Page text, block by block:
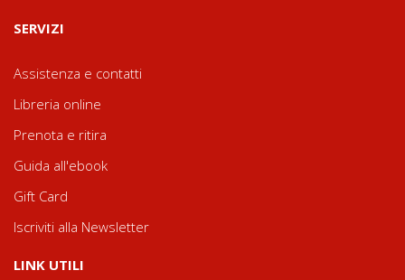
SERVIZI
Assistenza e contatti
Libreria online
Prenota e ritira
Guida all'ebook
Gift Card
Iscriviti alla Newsletter
LINK UTILI